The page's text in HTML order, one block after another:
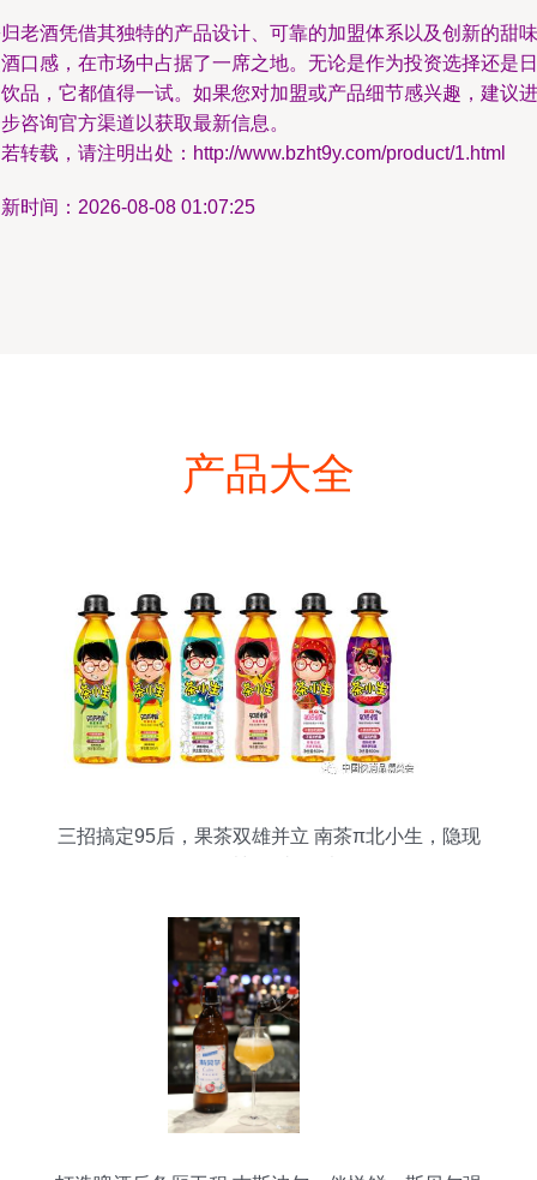
老酒凭借其独特的产品设计、可靠的加盟体系以及创新的甜味
口感，在市场中占据了一席之地。无论是作为投资选择还是日
品，它都值得一试。如果您对加盟或产品细节感兴趣，建议进
咨询官方渠道以获取最新信息。
转载，请注明出处：http://www.bzht9y.com/product/1.html
时间：2026-08-08 01:07:25
产品大全
三招搞定95后，果茶双雄并立 南茶π北小生，隐现